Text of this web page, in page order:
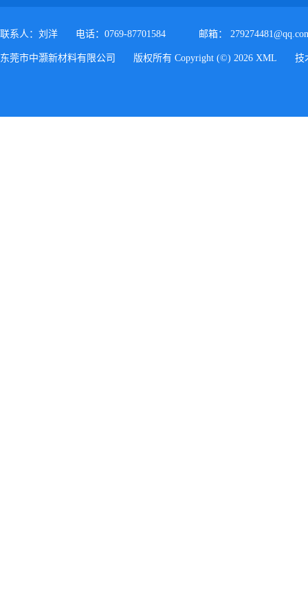
联系人：刘洋 电话：0769-87701584 邮箱：
东莞市中灏新材料有限公司 版权所有 Copyright (©) 2026 XML 技